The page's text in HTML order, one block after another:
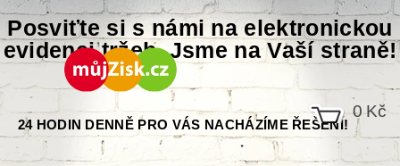
Posviťte si s námi na elektronickou
evidenci tržeb. Jsme na Vaší straně!
24 HODIN DENNĚ PRO VÁS NACHÁZÍME ŘEŠENÍ!
0 Kč